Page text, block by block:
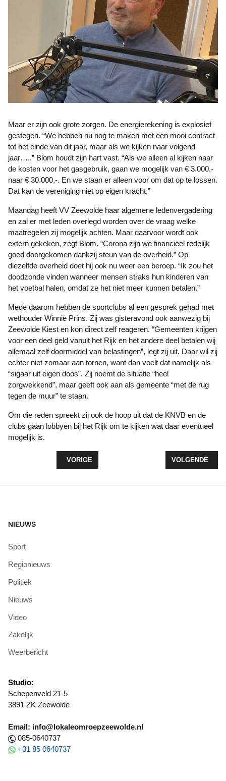
Maar er zijn ook grote zorgen. De energierekening is explosief
gestegen. “We hebben nu nog te maken met een mooi contract
tot het einde van dit jaar, maar als we kijken naar volgend
jaar…..” Blom houdt zijn hart vast. “Als we alleen al kijken naar
de kosten voor het gasgebruik, gaan we mogelijk van € 3.000,-
naar € 30.000,-. En we staan er alleen voor om dat op te lossen.
Dat kan de vereniging niet op eigen kracht.”
Maandag heeft VV Zeewolde haar algemene ledenvergadering
en zal er met leden overlegd worden over de vraag welke
maatregelen zij mogelijk achten. Maar daarvoor wordt ook
extern gekeken, zegt Blom. “Corona zijn we financieel redelijk
goed doorgekomen dankzij steun van de overheid.” Op
diezelfde overheid doet hij ook nu weer een beroep. “Ik zou het
doodzonde vinden wanneer mensen straks hun kinderen van
het voetbal halen, omdat ze het niet meer kunnen betalen.”
Mede daarom hebben de sportclubs al een gesprek gehad met
wethouder Winnie Prins. Zij was gisteravond ook aanwezig bij
Zeewolde Kiest en kon direct zelf reageren. “Gemeenten krijgen
voor een deel geld vanuit het Rijk en het andere deel betalen wij
allemaal zelf doormiddel van belastingen”, legt zij uit. Daar wil zij
echter niet zomaar aan tornen, want dan voelt dat namelijk als
“sigaar uit eigen doos”. Zij noemt de situatie “heel
zorgwekkend”, maar geeft ook aan als gemeente “met de rug
tegen de muur” te staan.
Om die reden spreekt zij ook de hoop uit dat de KNVB en de
clubs gaan lobbyen bij het Rijk om te kijken wat daar eventueel
mogelijk is.
VORIG ARTIKEL: 27STE JAM
VORIGE VOLGENDE
VOLGENDE
NIEUWS
Sport
Regionieuws
Politiek
Nieuws
Video
Zakelijk
Weerbericht
Studio:
Schepenveld 21-5
3891 ZK Zeewolde
Email: info@lokaleomroepzeewolde.nl
085-0640737
+31 85 0640737